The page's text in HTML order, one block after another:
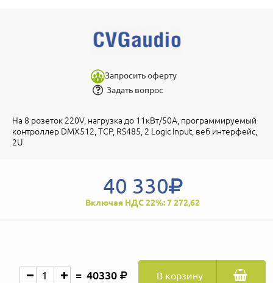
Запросить оферту
Задать вопрос
На 8 розеток 220V, нагрузка до 11кВт/50A, программируемый
контроллер DMX512, TCP, RS485, 2 Logic Input, веб интерфейс,
2U
40 330
Включая НДС 22%: 7 272,62
40330 В корзину